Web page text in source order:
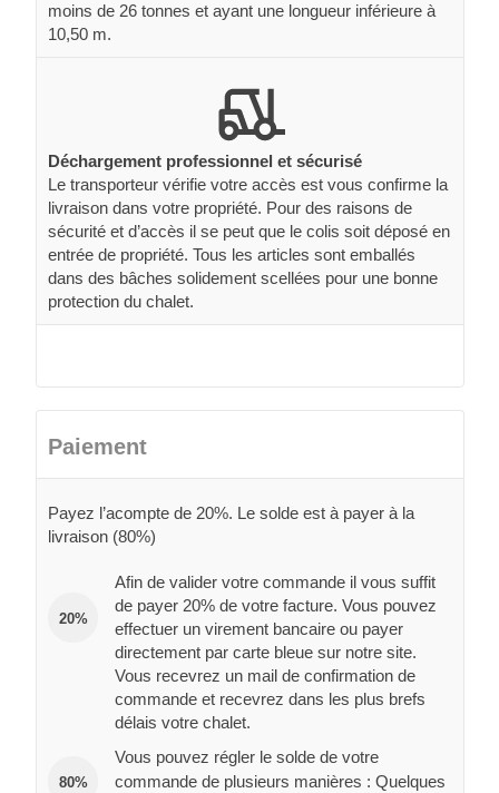
moins de 26 tonnes et ayant une longueur inférieure à
10,50 m.
Déchargement professionnel et sécurisé
Le transporteur vérifie votre accès est vous confirme la
livraison dans votre propriété. Pour des raisons de
sécurité et d’accès il se peut que le colis soit déposé en
entrée de propriété. Tous les articles sont emballés
dans des bâches solidement scellées pour une bonne
protection du chalet.
Paiement
Payez l’acompte de 20%. Le solde est à payer à la
livraison (80%)
20%
Afin de valider votre commande il vous suffit
de payer 20% de votre facture. Vous pouvez
effectuer un virement bancaire ou payer
directement par carte bleue sur notre site.
Vous recevrez un mail de confirmation de
commande et recevrez dans les plus brefs
délais votre chalet.
80%
Vous pouvez régler le solde de votre
commande de plusieurs manières : Quelques